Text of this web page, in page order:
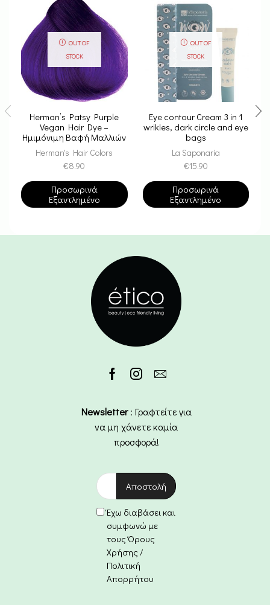
OUT OF
STOCK
Herman’s Patsy Purple
Vegan Hair Dye –
Ημιμόνιμη Βαφή Μαλλιών
Herman's Hair Colors
€8.90
Προσωρινά
Εξαντλημένο
OUT OF
STOCK
Eye contour Cream 3 in 1
wrikles, dark circle and eye
bags
La Saponaria
€15.90
Προσωρινά
Εξαντλημένο
Newsletter: Γραφτείτε για
να μη χάνετε καμία
προσφορά!
Έχω διαβάσει και
συμφωνώ με
τους Όρους
Χρήσης /
Πολιτική
Απορρήτου